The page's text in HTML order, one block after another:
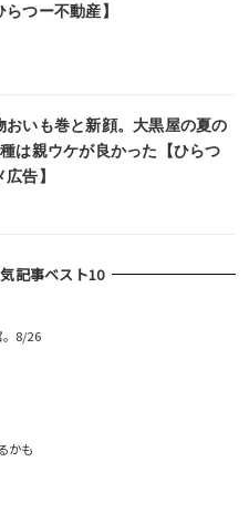
つー不動産】
おいも巻と新顔。大黒屋の夏の
は親ウケが良かった【ひらつ
告】
記事ベスト10
。8/26
かも